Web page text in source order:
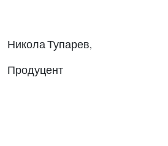
Никола Тупарев,
Продуцент